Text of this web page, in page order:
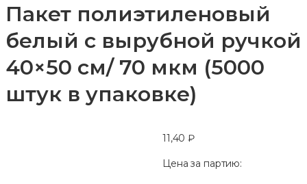
Пакет полиэтиленовый
белый с вырубной ручкой
40×50 см/ 70 мкм (5000
штук в упаковке)
11,40₽
Цена за партию: